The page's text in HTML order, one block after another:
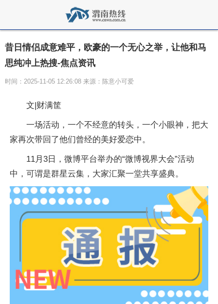
昔日情侣成意难平，欧豪的一个无心之举，让他和马
思纯冲上热搜-焦点资讯
时间：2025-11-05 12:26:08 来源：陈意小可爱
文|财满筐
一场活动，一个不经意的转头，一个小眼神，把大
家再次带回了他们曾经的美好爱恋中。
11月3日，微博平台举办的“微博视界大会”活动
中，可谓是群星云集，大家汇聚一堂共享盛典。